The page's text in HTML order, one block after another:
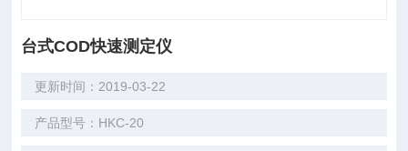
台式COD快速测定仪
更新时间：2019-03-22
产品型号：HKC-20